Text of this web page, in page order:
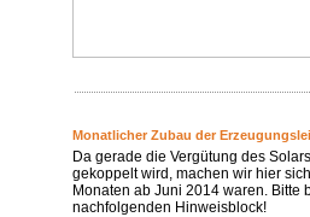
Monatlicher Zubau der
Da gerade die Vergütung des
gekoppelt wird, machen wir hier
Monaten ab Juni 2014 waren. Bitte
nachfolgenden Hinweisblock!